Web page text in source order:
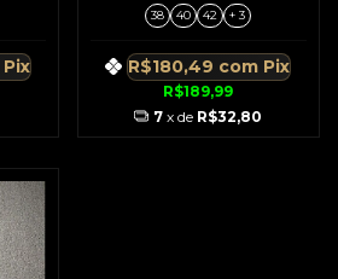
Pix
38 40 42 + 3
R$189,99
R$180,49 com Pix
7 x de R$32,80